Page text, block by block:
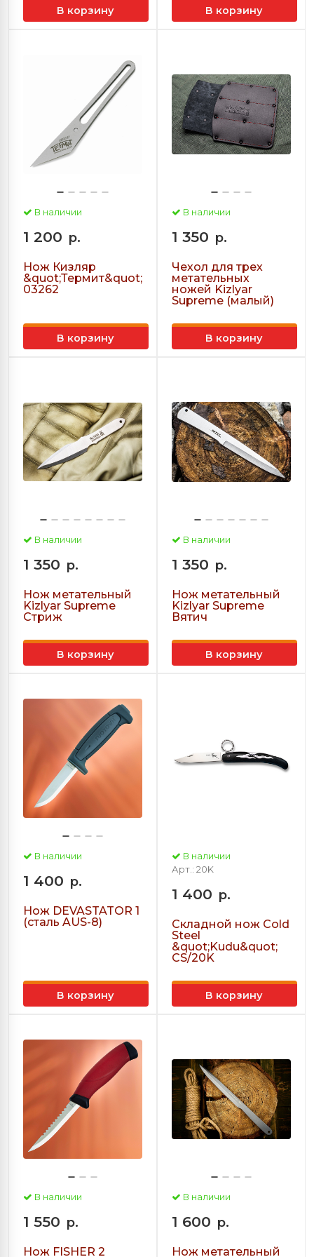
В корзину В корзину
В наличии
1 200 р.
Нож Кизляр
&quot;Термит&quot;
03262
В корзину
В наличии
1 350 р.
Чехол для трех
метательных
ножей Kizlyar
Supreme (малый)
В корзину
В наличии
1 350 р.
Нож метательный
Kizlyar Supreme
Стриж
В корзину
В наличии
1 350 р.
Нож метательный
Kizlyar Supreme
Вятич
В корзину
В наличии
1 400 р.
Нож DEVASTATOR 1
(сталь AUS-8)
В корзину
В наличии
Арт.: 20K
1 400 р.
Складной нож Cold
Steel
&quot;Kudu&quot;
CS/20K
В корзину
В наличии
1 550 р.
Нож FISHER 2
В наличии
1 600 р.
Нож метательный